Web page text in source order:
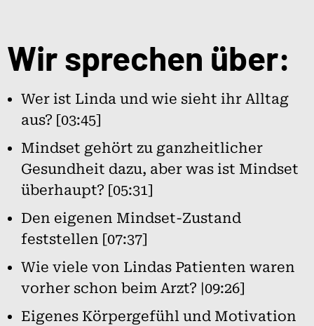
Wir sprechen über:
Wer ist Linda und wie sieht ihr Alltag
aus? [03:45]
Mindset gehört zu ganzheitlicher
Gesundheit dazu, aber was ist Mindset
überhaupt? [05:31]
Den eigenen Mindset-Zustand
feststellen [07:37]
Wie viele von Lindas Patienten waren
vorher schon beim Arzt? |09:26]
Eigenes Körpergefühl und Motivation